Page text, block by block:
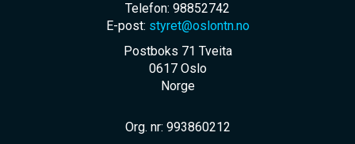
Telefon: 98852742
E-post: styret@oslontn.no
Postboks 71 Tveita
0617 Oslo
Norge
Org. nr: 993860212